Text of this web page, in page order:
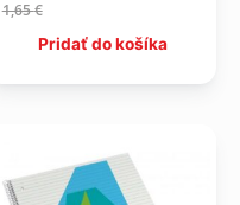
1,65€
Pridať do košíka